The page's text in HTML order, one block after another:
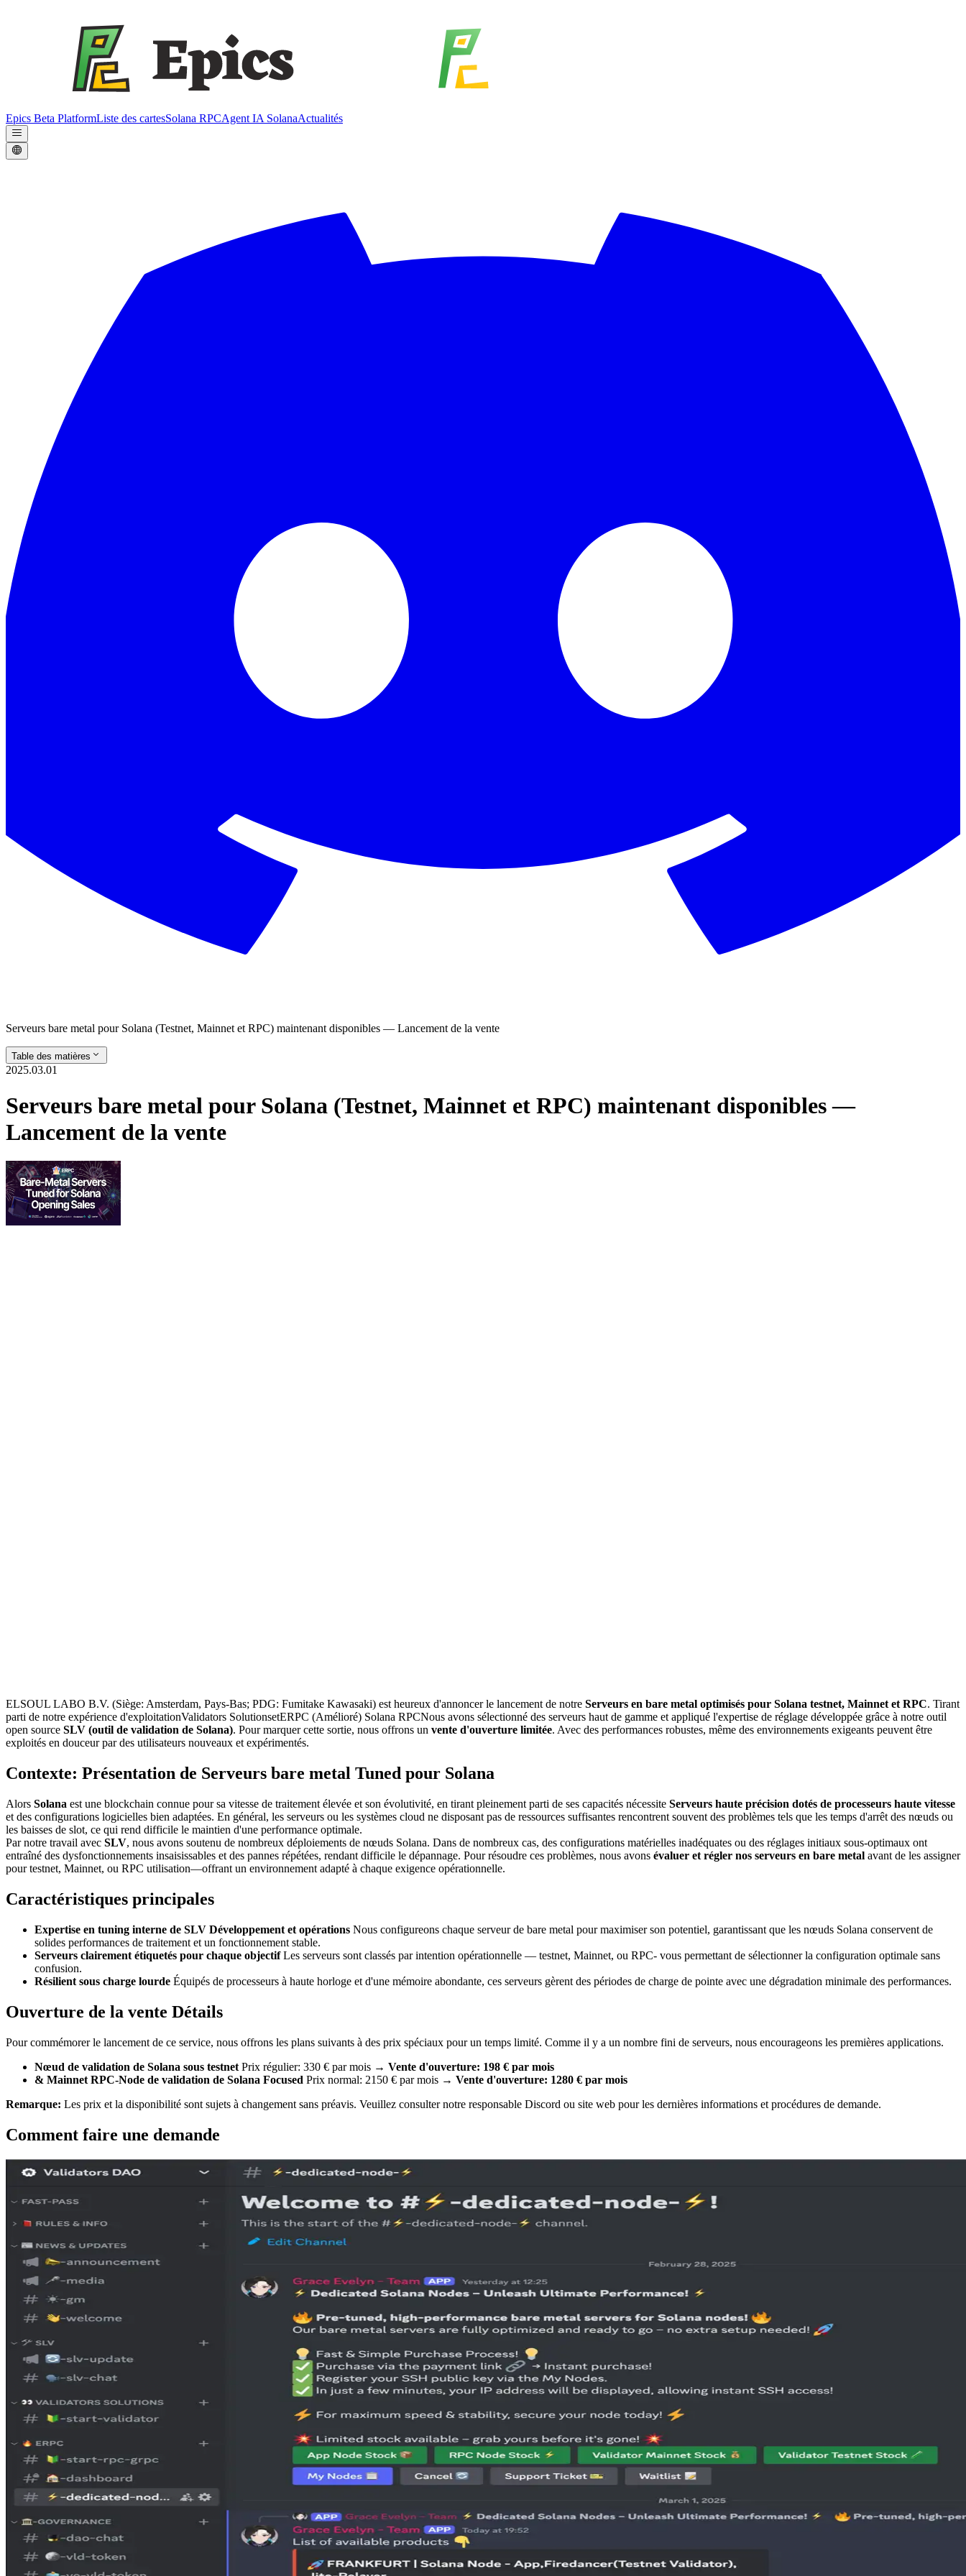
Epics Beta PlatformListe des cartesSolana RPCAgent IA SolanaActualités
Serveurs bare metal pour Solana (Testnet, Mainnet et RPC) maintenant disponibles — Lancement de la vente
Table des matières
2025.03.01
Serveurs bare metal pour Solana (Testnet, Mainnet et RPC) maintenant disponibles —
Lancement de la vente
ELSOUL LABO B.V. (Siège: Amsterdam, Pays-Bas; PDG: Fumitake Kawasaki) est heureux d'annoncer le lancement de notre Serveurs en bare metal optimisés pour Solana testnet, Mainnet et RPC. Tirant
parti de notre expérience d'exploitationValidators SolutionsetERPC (Amélioré) Solana RPCNous avons sélectionné des serveurs haut de gamme et appliqué l'expertise de réglage développée grâce à notre outil
open source SLV (outil de validation de Solana). Pour marquer cette sortie, nous offrons un vente d'ouverture limitée. Avec des performances robustes, même des environnements exigeants peuvent être
exploités en douceur par des utilisateurs nouveaux et expérimentés.
Contexte: Présentation de Serveurs bare metal Tuned pour Solana
Alors Solana est une blockchain connue pour sa vitesse de traitement élevée et son évolutivité, en tirant pleinement parti de ses capacités nécessite Serveurs haute précision dotés de processeurs haute vitesse
et des configurations logicielles bien adaptées. En général, les serveurs ou les systèmes cloud ne disposant pas de ressources suffisantes rencontrent souvent des problèmes tels que les temps d'arrêt des nœuds ou
les baisses de slot, ce qui rend difficile le maintien d'une performance optimale.
Par notre travail avec SLV, nous avons soutenu de nombreux déploiements de nœuds Solana. Dans de nombreux cas, des configurations matérielles inadéquates ou des réglages initiaux sous-optimaux ont
entraîné des dysfonctionnements insaisissables et des pannes répétées, rendant difficile le dépannage. Pour résoudre ces problèmes, nous avons évaluer et régler nos serveurs en bare metal avant de les assigner
pour testnet, Mainnet, ou RPC utilisation—offrant un environnement adapté à chaque exigence opérationnelle.
Caractéristiques principales
Expertise en tuning interne de SLV Développement et opérations Nous configureons chaque serveur de bare metal pour maximiser son potentiel, garantissant que les nœuds Solana conservent de
solides performances de traitement et un fonctionnement stable.
Serveurs clairement étiquetés pour chaque objectifLes serveurs sont classés par intention opérationnelle — testnet, Mainnet, ou RPC- vous permettant de sélectionner la configuration optimale sans
confusion.
Résilient sous charge lourde Équipés de processeurs à haute horloge et d'une mémoire abondante, ces serveurs gèrent des périodes de charge de pointe avec une dégradation minimale des performances.
Ouverture de la vente Détails
Pour commémorer le lancement de ce service, nous offrons les plans suivants à des prix spéciaux pour un temps limité. Comme il y a un nombre fini de serveurs, nous encourageons les premières applications.
Nœud de validation de Solana sous testnet Prix régulier: 330 € par mois → Vente d'ouverture: 198 € par mois
& Mainnet RPC-Node de validation de Solana Focused Prix normal: 2150 € par mois → Vente d'ouverture: 1280 € par mois
Remarque: Les prix et la disponibilité sont sujets à changement sans préavis. Veuillez consulter notre responsable Discord ou site web pour les dernières informations et procédures de demande.
Comment faire une demande